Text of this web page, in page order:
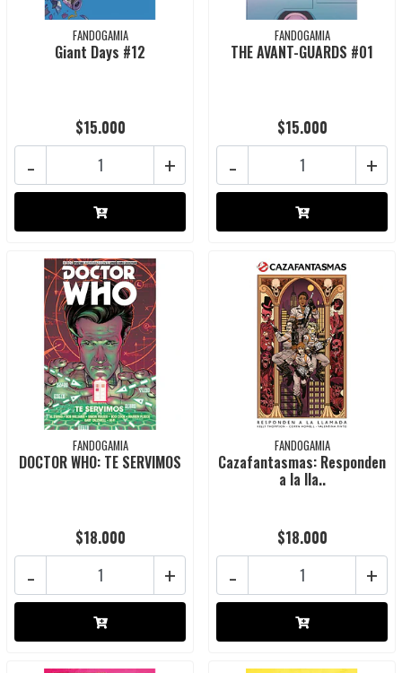
FANDOGAMIA
Giant Days #12
$15.000
+
-
FANDOGAMIA
THE AVANT-GUARDS #01
$15.000
+
-
FANDOGAMIA
DOCTOR WHO: TE SERVIMOS
$18.000
+
-
FANDOGAMIA
Cazafantasmas: Responden
a la lla..
$18.000
+
-